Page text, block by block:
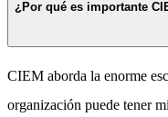
¿Por qué es importante
CIEM aborda la enorme
organización puede tener